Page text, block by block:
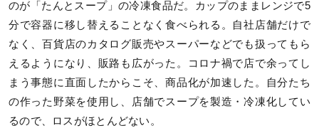
のが「たんとスープ」の冷凍食品だ。カップのままレンジで5
分で容器に移し替えることなく食べられる。自社店舗だけで
なく、百貨店のカタログ販売やスーパーなどでも扱ってもら
えるようになり、販路も広がった。コロナ禍で店で余ってし
まう事態に直面したからこそ、商品化が加速した。自分たち
の作った野菜を使用し、店舗でスープを製造・冷凍化してい
るので、ロスがほとんどない。